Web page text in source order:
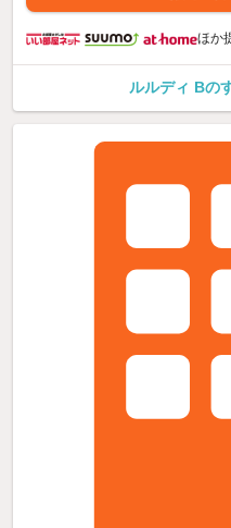
ほか
ルルディ Bの